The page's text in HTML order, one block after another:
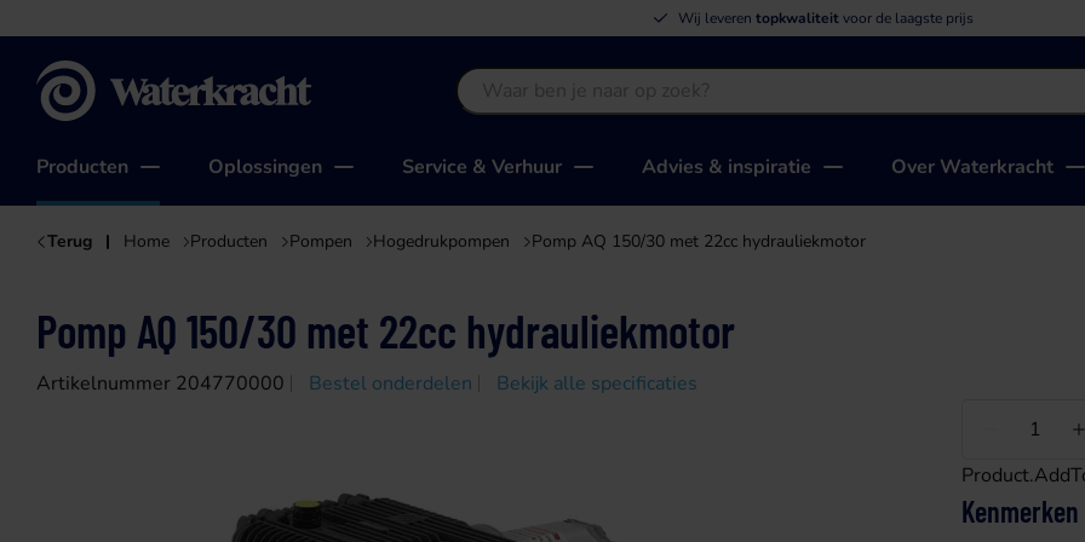
Wij leveren topkwaliteitvoor de laagste prijs
Producten Oplossingen Service & Verhuur Advies & inspiratie Over Waterkracht
Terug Home Producten Pompen Hogedrukpompen Pomp AQ 150/30 met 22cc hydrauliekmotor
Pomp AQ 150/30 met 22cc hydrauliekmotor
Artikelnummer 204770000 Bestel onderdelen Bekijk alle specificaties
Minder
Kenmerken